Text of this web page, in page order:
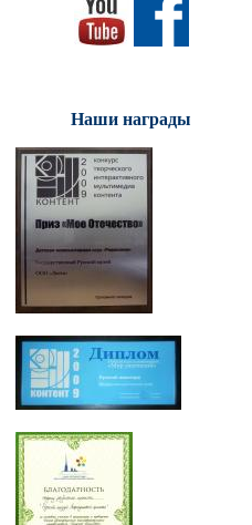
Наши награды